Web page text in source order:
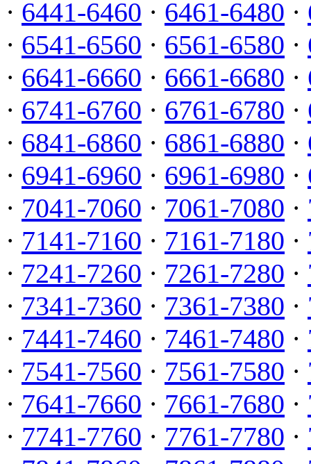
· 6441-6460 · 6461-6480 ·
· 6541-6560 · 6561-6580 ·
· 6641-6660 · 6661-6680 ·
· 6741-6760 · 6761-6780 ·
· 6841-6860 · 6861-6880 ·
· 6941-6960 · 6961-6980 ·
· 7041-7060 · 7061-7080 ·
· 7141-7160 · 7161-7180 ·
· 7241-7260 · 7261-7280 ·
· 7341-7360 · 7361-7380 ·
· 7441-7460 · 7461-7480 ·
· 7541-7560 · 7561-7580 ·
· 7641-7660 · 7661-7680 ·
· 7741-7760 · 7761-7780 ·